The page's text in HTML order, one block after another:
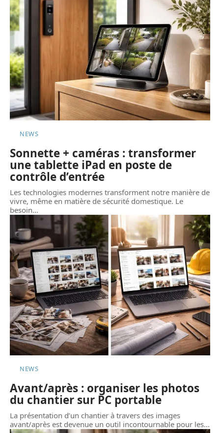
NEWS
Sonnette + caméras : transformer
une tablette iPad en poste de
contrôle d’entrée
Les technologies modernes transforment notre manière de
vivre, même en matière de sécurité domestique. Le
besoin…
NEWS
Avant/après : organiser les photos
du chantier sur PC portable
La présentation d’un chantier à travers des images
avant/après est devenue un outil incontournable pour les…